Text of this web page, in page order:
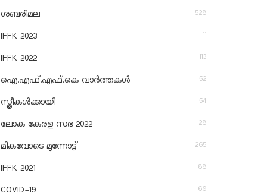
ശബരിമല 528
IFFK 2023 11
IFFK 2022 113
ഐ.എഫ്.എഫ്.കെ വാർത്തകൾ 52
സ്ത്രീകൾക്കായി 54
ലോക കേരള സഭ 2022 28
മികവോടെ മുന്നോട്ട് 265
IFFK 2021 88
69